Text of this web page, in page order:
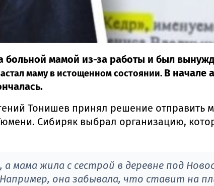
больной мамой из-за работы и был
маму в истощенном состоянии. В начале
Тонишев принял решение
Сибиряк выбрал организацию,
мама жила с сестрой в деревне под
она забывала, что ставит на